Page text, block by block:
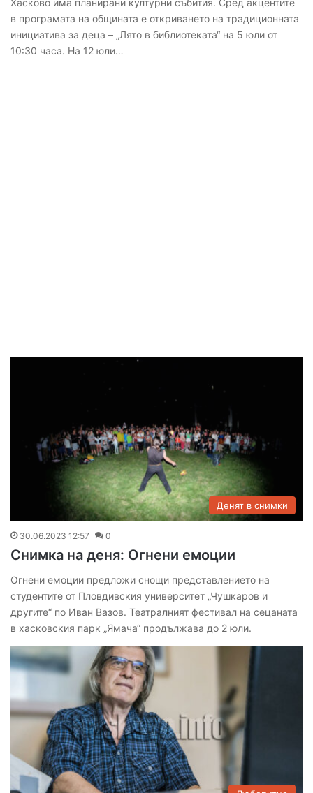
Хасково има планирани културни събития. Сред акцентите
в програмата на общината е откриването на традиционната
инициатива за деца – „Лято в библиотеката“ на 5 юли от
10:30 часа. На 12 юли…
Денят в снимки
30.06.2023 12:57 0
Снимка на деня: Огнени емоции
Огнени емоции предложи снощи представлението на
студентите от Пловдивския университет „Чушкаров и
другите“ по Иван Вазов. Театралният фестивал на сецаната
в хасковския парк „Ямача“ продължава до 2 юли.